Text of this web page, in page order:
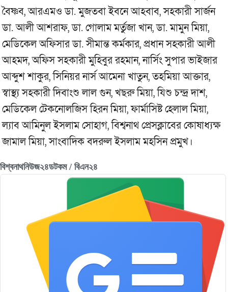
বৈষ্ণব, আরএমও ডা. মুজতবা ইবনে আহবাব, সহকারী সার্জন
ডা. আলী আশরাফ, ডা. গোলাম মর্তুজা খান, ডা. মামুন মিয়া,
মেডিকেল অফিসার ডা. সীমান্ত কর্মকার, প্রধান সহকারী আলী
আহমদ, অফিস সহকারী মুহিবুর রহমান, নার্সিং সুপার ভাইজার
আব্দুশ শাকুর, সিনিয়র নার্স আমেনা খাতুন, তহমিয়া আক্তার,
স্বাস্থ্য সহকারী দিবাংশু লাল গুন, খছরু মিয়া, যিশু চন্দ্র দাশ,
মেডিকেল টেকনোলজিস হিরন মিয়া, ফার্মাসিষ্ট হেলাল মিয়া,
ল্যাব আমিনুল ইসলাম সোহাগ, বিশ্বনাথ প্রেসক্লাবের কোষাধ্যক্ষ
জামাল মিয়া, সাংবাদিক বদরুল ইসলাম মহসিন প্রমুখ।
বিশ্বনাথনিউজ২৪ডটকম / বিএন২৪